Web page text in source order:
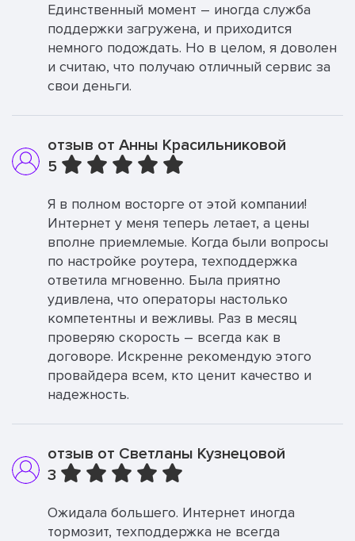
Единственный момент – иногда служба
поддержки загружена, и приходится
немного подождать. Но в целом, я доволен
и считаю, что получаю отличный сервис за
свои деньги.
отзыв от Анны Красильниковой
5
Я в полном восторге от этой компании!
Интернет у меня теперь летает, а цены
вполне приемлемые. Когда были вопросы
по настройке роутера, техподдержка
ответила мгновенно. Была приятно
удивлена, что операторы настолько
компетентны и вежливы. Раз в месяц
проверяю скорость – всегда как в
договоре. Искренне рекомендую этого
провайдера всем, кто ценит качество и
надежность.
отзыв от Светланы Кузнецовой
3
Ожидала большего. Интернет иногда
тормозит, техподдержка не всегда